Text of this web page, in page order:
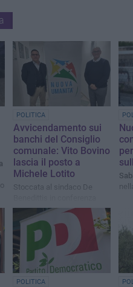
POLITICA
Avvicendamento sui
banchi del Consiglio
comunale: Vito Bovino
lascia il posto a
Michele Lotito
Stoccata al sindaco De
stampa, «meno selfie e più
fatti»
POLITICA